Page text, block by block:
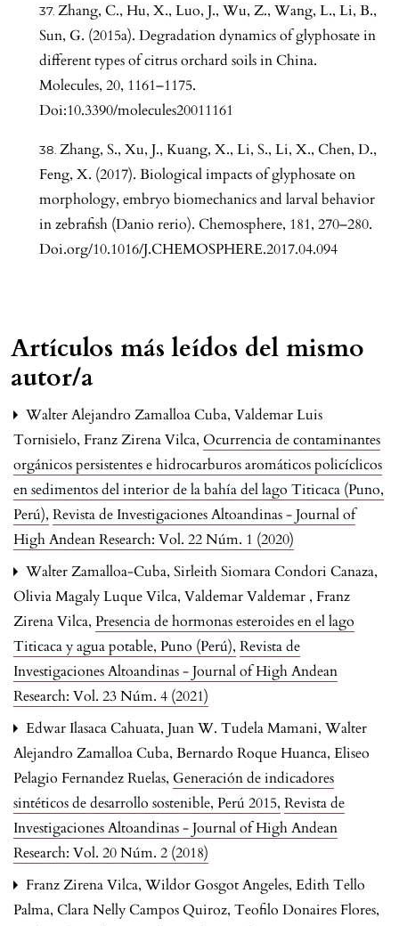
Zhang, C., Hu, X., Luo, J., Wu, Z., Wang, L., Li, B.,
Sun, G. (2015a). Degradation dynamics of glyphosate in
different types of citrus orchard soils in China.
Molecules, 20, 1161–1175.
Doi:10.3390/molecules20011161
Zhang, S., Xu, J., Kuang, X., Li, S., Li, X., Chen, D.,
Feng, X. (2017). Biological impacts of glyphosate on
morphology, embryo biomechanics and larval behavior
in zebrafish (Danio rerio). Chemosphere, 181, 270–280.
Doi.org/10.1016/J.CHEMOSPHERE.2017.04.094
Artículos más leídos del mismo
autor/a
Walter Alejandro Zamalloa Cuba, Valdemar Luis
Tornisielo, Franz Zirena Vilca, Ocurrencia de contaminantes
orgánicos persistentes e hidrocarburos aromáticos policíclicos
en sedimentos del interior de la bahía del lago Titicaca (Puno,
Perú), Revista de Investigaciones Altoandinas - Journal of
High Andean Research: Vol. 22 Núm. 1 (2020)
Walter Zamalloa-Cuba, Sirleith Siomara Condori Canaza,
Olivia Magaly Luque Vilca, Valdemar Valdemar , Franz
Zirena Vilca, Presencia de hormonas esteroides en el lago
Titicaca y agua potable, Puno (Perú), Revista de
Investigaciones Altoandinas - Journal of High Andean
Research: Vol. 23 Núm. 4 (2021)
Edwar Ilasaca Cahuata, Juan W. Tudela Mamani, Walter
Alejandro Zamalloa Cuba, Bernardo Roque Huanca, Eliseo
Pelagio Fernandez Ruelas, Generación de indicadores
sintéticos de desarrollo sostenible, Perú 2015, Revista de
Investigaciones Altoandinas - Journal of High Andean
Research: Vol. 20 Núm. 2 (2018)
Franz Zirena Vilca, Wildor Gosgot Angeles, Edith Tello
Palma, Clara Nelly Campos Quiroz, Teofilo Donaires Flores,